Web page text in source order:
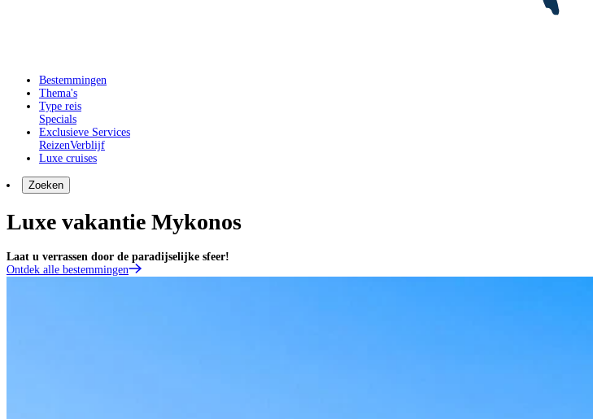
Bestemmingen
Thema's
Type reis
Specials
Exclusieve Services
ReizenVerblijf
Luxe cruises
Zoeken
Luxe vakantie Mykonos
Laat u verrassen door de paradijselijke sfeer!
Ontdek alle bestemmingen